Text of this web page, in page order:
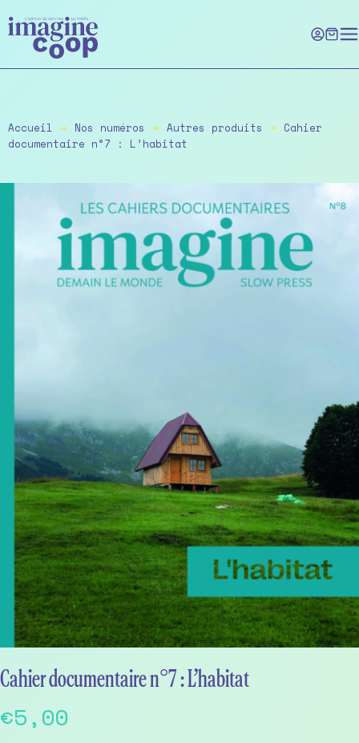
to
the
content
Accueil ➔ Nos numéros ➔ Autres produits ➔ Cahier
documentaire n°7 : L’habitat
Cahier documentaire n°7 : L’habitat
€5,00